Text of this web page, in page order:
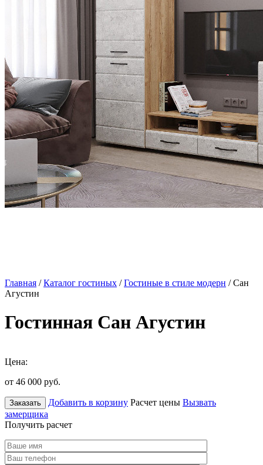
Главная /Каталог гостиных /Гостиные в стиле модерн / Сан
Агустин
Гостинная Сан Агустин
Цена:
от 46 000 руб.
Заказать Добавить в корзину Расчет цены Вызвать
замерщика
Получить расчет